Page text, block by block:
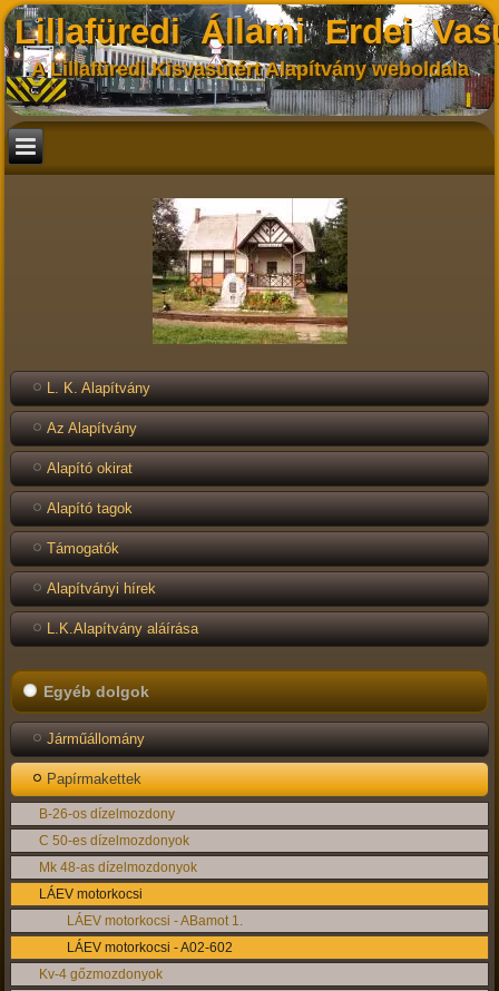
Lillafüredi Állami Erdei
A Lillafüredi Kisvasútért Alapítvány weboldala
L. K. Alapítvány
Az Alapítvány
Alapító okirat
Alapító tagok
Támogatók
Alapítványi hírek
L.K.Alapítvány aláírása
Egyéb dolgok
Járműállomány
Papírmakettek
B-26-os dízelmozdony
C 50-es dízelmozdonyok
Mk 48-as dízelmozdonyok
LÁEV motorkocsi
LÁEV motorkocsi - ABamot 1.
LÁEV motorkocsi - A02-602
Kv-4 gőzmozdonyok